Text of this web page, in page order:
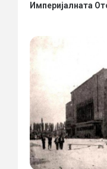
Империјалната